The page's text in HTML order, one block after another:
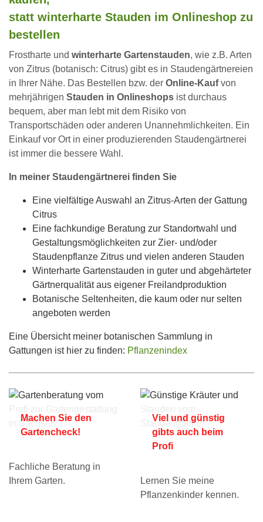
statt winterharte Stauden im Onlineshop zu
bestellen
Frostharte und winterharte Gartenstauden, wie z.B. Arten
von Zitrus (botanisch: Citrus) gibt es in Staudengärtnereien
in Ihrer Nähe. Das Bestellen bzw. der Online-Kaufvon
mehrjährigen Stauden in Onlineshops ist durchaus
bequem, aber man lebt mit dem Risiko von
Transportschäden oder anderen Unannehmlichkeiten. Ein
Einkauf vor Ort in einer produzierenden Staudengärtnerei
ist immer die bessere Wahl.
In meiner Staudengärtnerei finden Sie
Eine vielfältige Auswahl an Zitrus-Arten der Gattung
Citrus
Eine fachkundige Beratung zur Standortwahl und
Gestaltungsmöglichkeiten zur Zier- und/oder
Staudenpflanze Zitrus und vielen anderen Stauden
Winterharte Gartenstauden in guter und abgehärteter
Gärtnerqualität aus eigener Freilandproduktion
Botanische Seltenheiten, die kaum oder nur selten
angeboten werden
Eine Übersicht meiner botanischen Sammlung in
Gattungen ist hier zu finden: Pflanzenindex
Machen Sie den
Gartencheck!
Fachliche Beratung in
Ihrem Garten.
Viel und günstig
gibts auch beim
Profi
Lernen Sie meine
Pflanzenkinder kennen.